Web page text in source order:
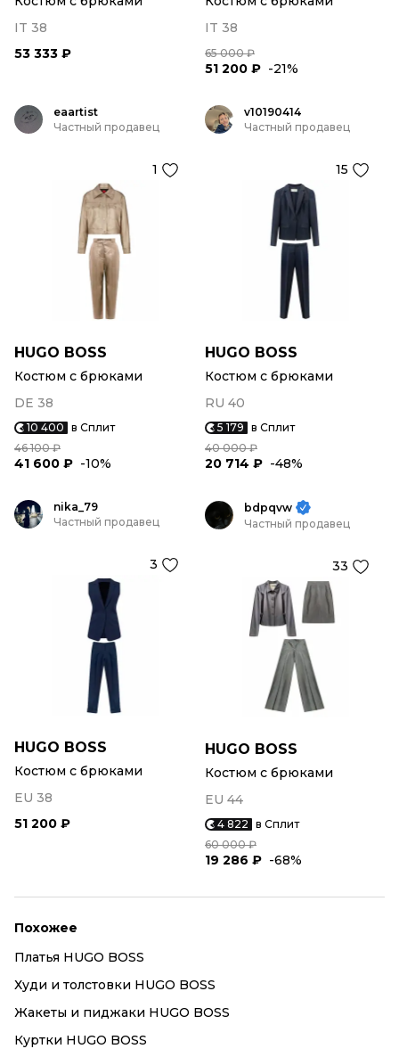
IT 38
53 333 ₽
IT 38
65 000 ₽
51 200 ₽ -21%
eaartist
Частный продавец
1
HUGO BOSS
Костюм с брюками
DE 38
10 400 в Сплит
46 100 ₽
41 600 ₽ -10%
v10190414
Частный продавец
15
HUGO BOSS
Костюм с брюками
RU 40
5 179 в Сплит
40 000 ₽
20 714 ₽ -48%
nika_79
Частный продавец
3
HUGO BOSS
Костюм с брюками
EU 38
51 200 ₽
bdpqvw
Частный продавец
33
HUGO BOSS
Костюм с брюками
EU 44
4 822 в Сплит
60 000 ₽
19 286 ₽ -68%
Похожее
Платья HUGO BOSS
Худи и толстовки HUGO BOSS
Жакеты и пиджаки HUGO BOSS
Куртки HUGO BOSS